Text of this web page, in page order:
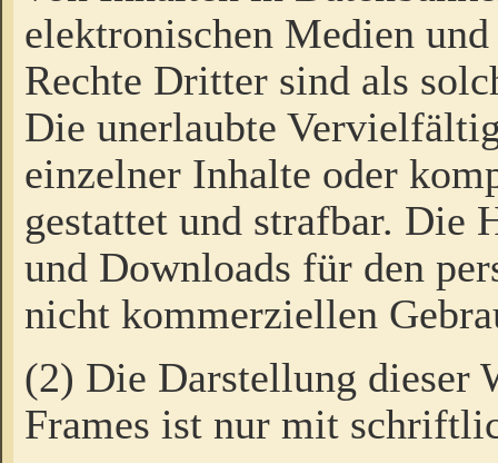
elektronischen Medien
Rechte Dritter sind als
Die unerlaubte
einzelner Inhalte oder
gestattet und strafbar. Die
und Downloads für den
nicht kommerziellen
(2) Die Darstellung dieser
Frames ist nur mit